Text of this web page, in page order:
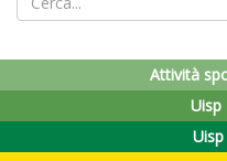
Attività
Uisp